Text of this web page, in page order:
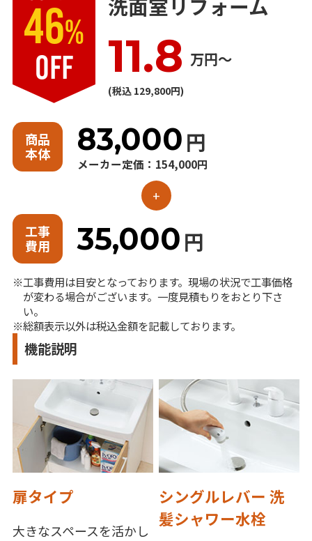
46%
OFF
洗面室リフォーム
11.8 万円〜
(税込 129,800円)
商品
本体
83,000円
メーカー定価：154,000円
+
工事
費用
35,000円
工事費用は目安となっております。現場の状況で工事価格
が変わる場合がございます。一度見積もりをおとり下さ
い。
※総額表示以外は税込金額を記載しております。
機能説明
扉タイプ
大きなスペースを活かし
シングルレバー 洗
髪シャワー水栓